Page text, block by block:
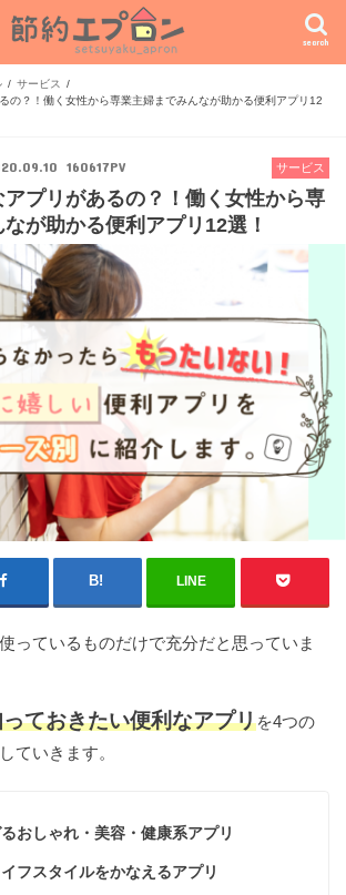
search
サービス
の？！働く女性から専業主婦までみんなが助かる便利アプリ12
サービス
160617PV
アプリがあるの？！働く女性から専
が助かる便利アプリ12選！
LINE
っているものだけで充分だと思っていま
ておきたい便利なアプリを4つの
ていきます。
おしゃれ・美容・健康系アプリ
フスタイルをかなえるアプリ